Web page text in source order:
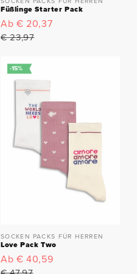
Füßlinge Starter Pack
Verkaufspreis
Ab € 20,37
€ 23,97
-15%
SOCKEN PACKS FÜR HERREN
Love Pack Two
Verkaufspreis
Ab € 40,59